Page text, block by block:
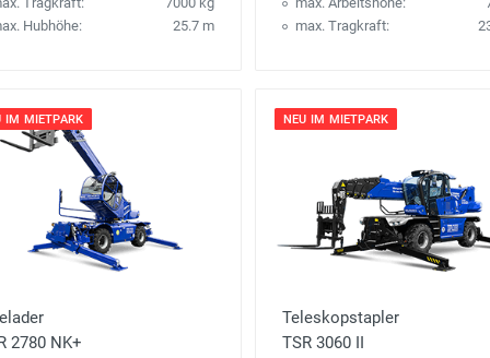
Hubhöhe:
25.7 m
max. Tragkraft:
IM MIETPARK
2780 NK+
NEU IM MIETPARK
Teleskopstapler
TSR 3060 II